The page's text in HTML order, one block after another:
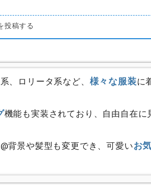
投稿する
、ロリータ系など、 様々な服装に
機能も実装されており、自由自在に
背景や髪型も変更でき、可愛いお